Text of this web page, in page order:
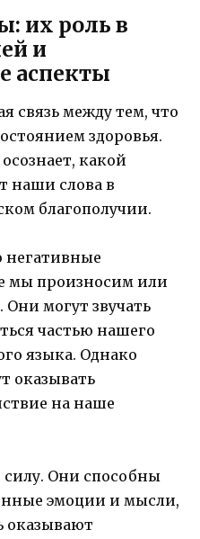
их роль в
и
аспекты
связь между тем, что
здоровья.
какой
наши слова в
благополучии.
негативные
мы произносим или
могут звучать
частью нашего
языка. Однако
оказывать
на наше
Они способны
эмоции и мысли,
оказывают